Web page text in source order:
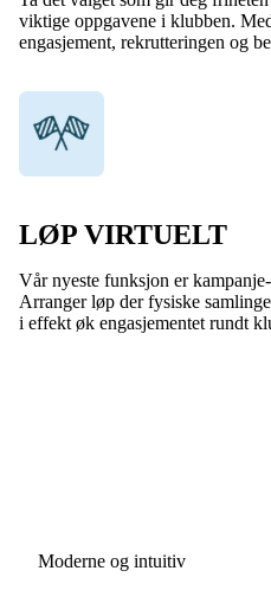
viktige oppgavene i klubben.
engasjement, rekrutteringen og
LØP VIRTUELT
Vår nyeste funksjon er
Arranger løp der fysiske
i effekt øk engasjementet rundt
Moderne og intuitiv